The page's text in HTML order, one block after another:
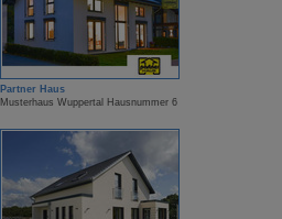
Partner Haus
Musterhaus Wuppertal Hausnummer 6